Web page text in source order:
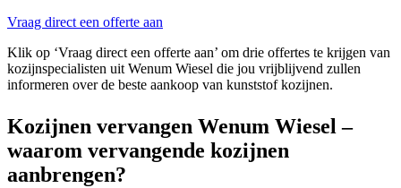
Vraag direct een offerte aan
Klik op ‘Vraag direct een offerte aan’ om drie offertes te krijgen van
kozijnspecialisten uit Wenum Wiesel die jou vrijblijvend zullen
informeren over de beste aankoop van kunststof kozijnen.
Kozijnen vervangen Wenum Wiesel –
waarom vervangende kozijnen
aanbrengen?